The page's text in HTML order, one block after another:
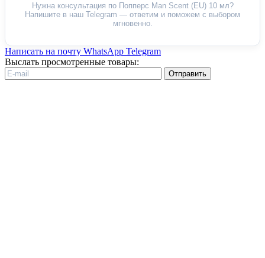
Нужна консультация по Попперс Man Scent (EU) 10 мл?
Напишите в наш Telegram — ответим и поможем с выбором
мгновенно.
Написать на почту WhatsApp Telegram
Выслать просмотренные товары:
Отправить